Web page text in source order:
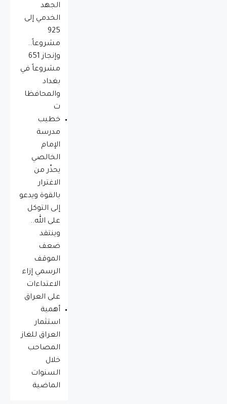
الجهد
الخدمي إلى
925
مشروعاً..
وإنجاز 651
مشروعاً في
بغداد
والمحافظا
ت
خطيب
مدرسة
الإمام
الخالصي
يحذّر من
الاغترار
بالقوة ويدعو
إلى التوكل
على الله..
وينتقد
ضعف
الموقف
الرسمي إزاء
الاعتداءات
على العراق
أهمية
استثمار
العراق للغاز
المصاحب
خلال
السنوات
الماضية